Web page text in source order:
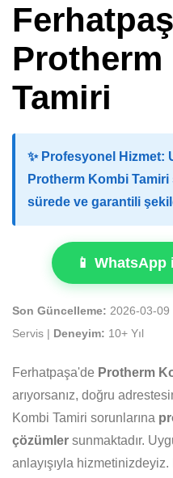
Protherm
Tamiri
✨ Profesyonel Hizmet:
Protherm Kombi Tamiri
sürede ve garantili
📱 WhatsApp
Son Güncelleme: 2026-03-09 |
Servis |
Deneyim: 10+ Yıl
Ferhatpaşa'de Protherm
arıyorsanız, doğru
Kombi Tamiri sorunlarına
çözümler sunmaktadır.
anlayışıyla hizmetinizdeyiz.